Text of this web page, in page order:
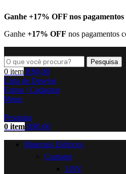
Ganhe +17% OFF nos pagamentos
Ganhe +17% OFF nos pagamentos
Pesquisa
0 item R$0,00
Lista de Desejos
Entrar / Cadastrar
Menu
Pesquisa
0 item R$0,00
Materiais Elétricos
Contator
110V